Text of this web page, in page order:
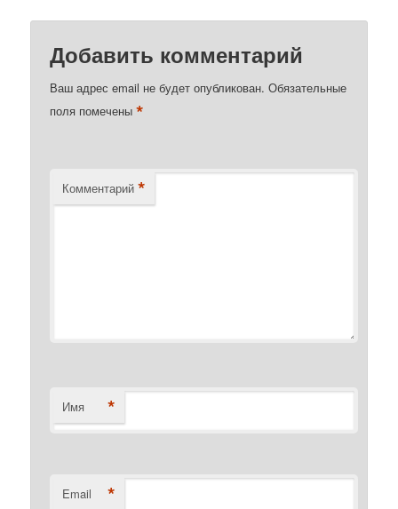
Добавить комментарий
Ваш адрес email не будет опубликован. Обязательные
поля помечены*
Комментарий *
Имя *
Email *